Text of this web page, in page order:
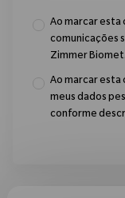
Ao marcar esta
comunicações
Zimmer Biomet.
Ao marcar esta
meus dados
conforme